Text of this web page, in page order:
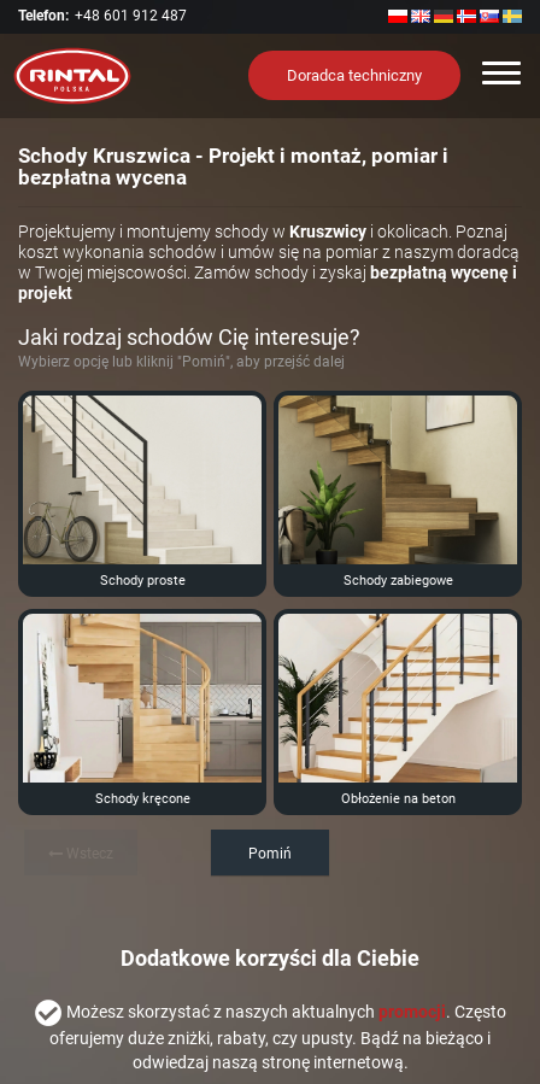
Telefon: +48 601 912 487
Doradca techniczny
Schody Kruszwica - Projekt i montaż, pomiar i
bezpłatna wycena
Projektujemy i montujemy schody w Kruszwicy i okolicach. Poznaj
koszt wykonania schodów i umów się na pomiar z naszym doradcą
w Twojej miejscowości. Zamów schody i zyskaj bezpłatną wycenę i
projekt
Jaki rodzaj schodów Cię interesuje?
Wybierz opcję lub kliknij "Pomiń", aby przejść dalej
Schody proste Schody zabiegowe
Schody kręcone Obłożenie na beton
Pomiń
Dodatkowe korzyści dla Ciebie
Możesz skorzystać z naszych aktualnych promocji. Często
oferujemy duże zniżki, rabaty, czy upusty. Bądź na bieżąco i
odwiedzaj naszą stronę internetową.